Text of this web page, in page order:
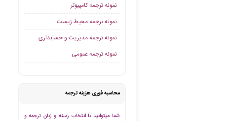
نمونه ترجمه کامپیوتر
نمونه ترجمه محیط زیست
نمونه ترجمه مدیریت و حسابداری
نمونه ترجمه عمومی
محاسبه فوری هزینه ترجمه
شما میتوانید با انتخاب زمینه و زبان ترجمه و